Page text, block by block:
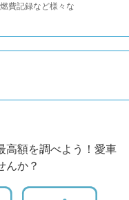
費記録など様々な
高額を調べよう！愛車
んか？